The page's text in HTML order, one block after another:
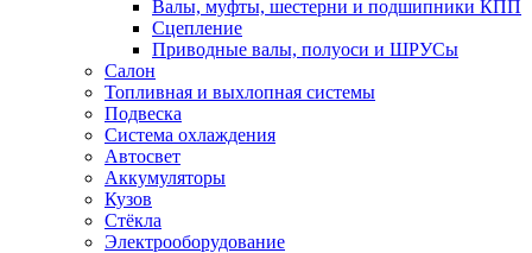
Валы, муфты, шестерни и подшипники КПП
Сцепление
Приводные валы, полуоси и ШРУСы
Салон
Топливная и выхлопная системы
Подвеска
Система охлаждения
Автосвет
Аккумуляторы
Кузов
Стёкла
Электрооборудование